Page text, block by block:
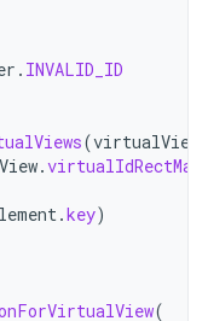
. INVALID_ID
(
.virtualIdRectMap
.key)
(